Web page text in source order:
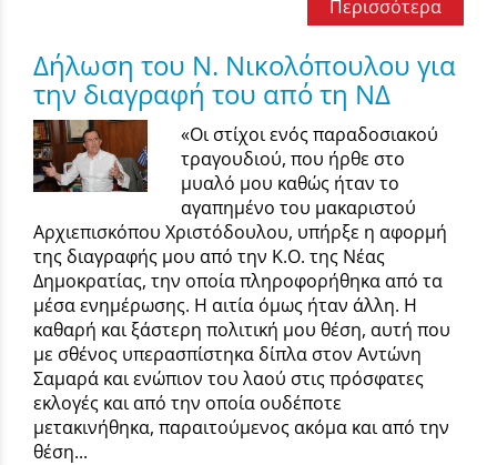
Περισσότερα
Δήλωση του Ν. Νικολόπουλου για
την διαγραφή του από τη ΝΔ
«Οι στίχοι ενός παραδοσιακού
τραγουδιού, που ήρθε στο
μυαλό μου καθώς ήταν το
αγαπημένο του μακαριστού
Αρχιεπισκόπου Χριστόδουλου, υπήρξε η αφορμή
της διαγραφής μου από την Κ.Ο. της Νέας
Δημοκρατίας, την οποία πληροφορήθηκα από τα
μέσα ενημέρωσης. Η αιτία όμως ήταν άλλη. Η
καθαρή και ξάστερη πολιτική μου θέση, αυτή που
με σθένος υπερασπίστηκα δίπλα στον Αντώνη
Σαμαρά και ενώπιον του λαού στις πρόσφατες
εκλογές και από την οποία ουδέποτε
μετακινήθηκα, παραιτούμενος ακόμα και από την
θέση...